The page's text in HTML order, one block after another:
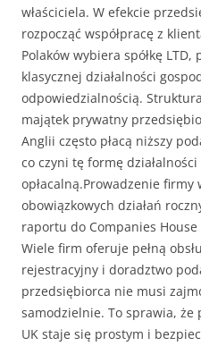
właściciela. W efekcie
rozpocząć współpracę z
Polaków wybiera spółkę LTD,
klasycznej działalności
odpowiedzialnością.
majątek prywatny
Anglii często płacą niższy
co czyni tę formę
opłacalną.Prowadzenie
obowiązkowych działań
raportu do Companies
Wiele firm oferuje pełną
rejestracyjny i doradztwo
przedsiębiorca nie musi
samodzielnie. To sprawia, że
UK staje się prostym i